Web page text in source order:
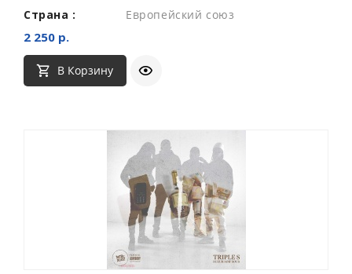
Страна :
Европейский союз
2 250 р.
В Корзину